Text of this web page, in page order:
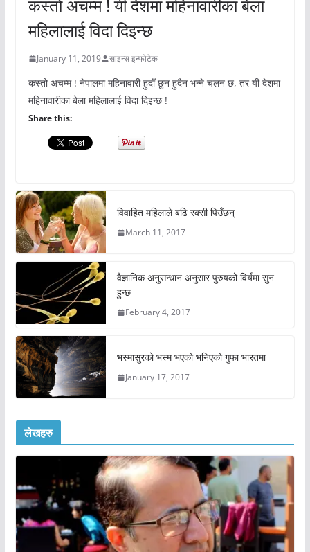
कस्तो अचम्म ! यी देशमा महिनावारीका बेला
महिलालाई विदा दिइन्छ
January 11, 2019 साइन्स इन्फोटेक
कस्तो अचम्म ! नेपालमा महिनावारी हुदाँ छुन हुदैन भन्ने चलन छ, तर यी देशमा
महिनावारीका बेला महिलालाई विदा दिइन्छ !
Share this:
विवाहित महिलाले बढि रक्सी पिउँछन्
March 11, 2017
वैज्ञानिक अनुसन्धान अनुसार पुरुषको विर्यमा सुन
हुन्छ
February 4, 2017
भस्मासुरको भस्म भएको भनिएको गुफा भारतमा
January 17, 2017
लेखहरु